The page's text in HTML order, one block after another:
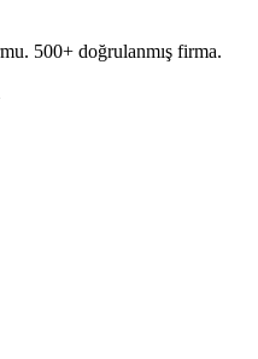
500+ doğrulanmış firma.